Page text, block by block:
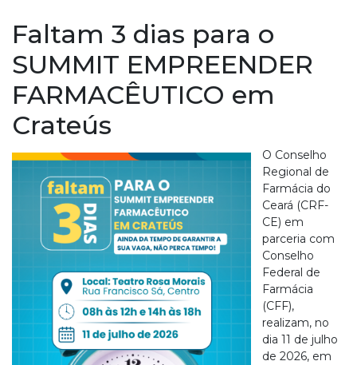
Faltam 3 dias para o
SUMMIT EMPREENDER
FARMACÊUTICO em
Crateús
O Conselho
Regional de
Farmácia do
Ceará (CRF-
CE) em
parceria com
Conselho
Federal de
Farmácia
(CFF),
realizam, no
dia 11 de julho
de 2026, em